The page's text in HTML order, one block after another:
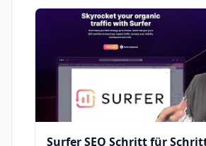
Dir meinen Erfahrungsbericht
durchlesen ➡ https://
mastermind.de/software-tools/
erfahrungen/ ⭐ Hier kannst Du Dir meinen
Artikel zum Real Cookie
mastermind.de/software-tools/
banner-erfahrungen-einrichten/ Was ist
Onpage Optimierung Tool, das
Surfer SEO Schritt für